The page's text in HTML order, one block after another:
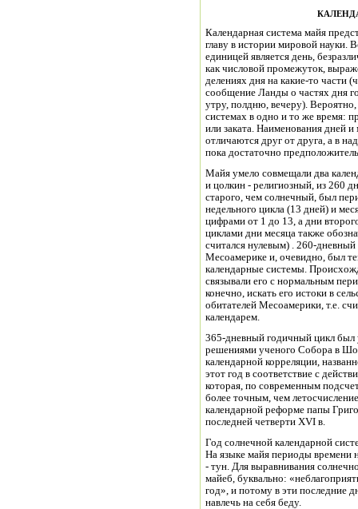
Календарная система майя
главу в истории мировой науки.
единицей является день,
как числовой промежуток,
делениях дня на какие-то части
сообщение Ланды о частях дня
утру, полдню, вечеру). Вероятно,
системах в одно и то же время:
или заката. Наименования дней и
отличаются друг от друга, а в
пока достаточно
Майя умело совмещали два
и цолкин - религиозный, из 260
старого, чем солнечный, был
недельного цикла (13 дней) и
цифрами от 1 до 13, а дни
циклами дни месяца также
считался нулевым) . 260-
Месоамерике и, очевидно, был
календарные системы.
связывали его с нормальным
конечно, искать его истоки в
обитателей Месоамерики, т.е.
календарем.
365-дневный годичный цикл был
решениями ученого Собора в
календарной корреляции,
этот год в соответствие с
которая, по современным
более точным, чем
календарной реформе папы
последней четверти XVI в.
Год солнечной календарной
На языке майя периоды времени
- тун. Для выравнивания
майеб, буквально:
год», и потому в эти последние
навлечь на себя беду.